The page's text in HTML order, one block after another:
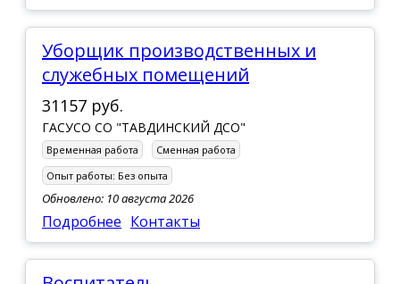
Уборщик производственных и
служебных помещений
31157 руб.
ГАСУСО СО "ТАВДИНСКИЙ ДСО"
Временная работа
Сменная работа
Опыт работы: Без опыта
Обновлено: 10 августа 2026
Подробнее Контакты